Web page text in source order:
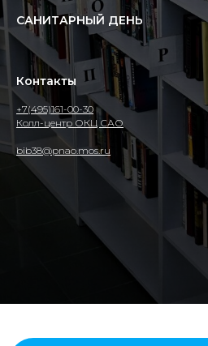
САНИТАРНЫЙ ДЕНЬ
Контакты
+7(495)161-00-30
Колл-центр ОКЦ САО
bib38@pnao.mos.ru